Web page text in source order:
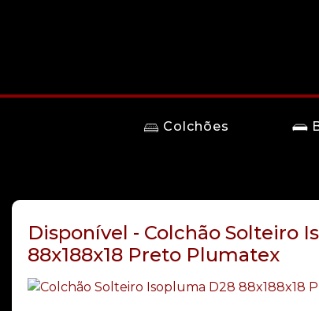
Colchões
Disponível - Colchão Solteiro
88x188x18 Preto Plumatex